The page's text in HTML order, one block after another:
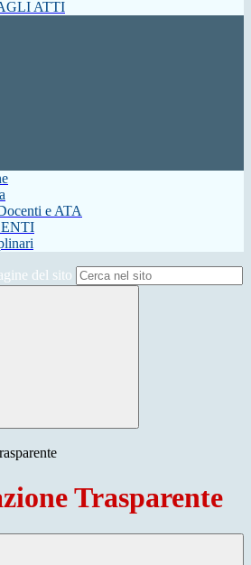
ATTI
e ATA
del sito
Trasparente